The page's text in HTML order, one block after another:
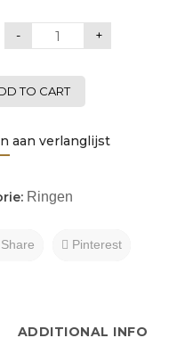
TO CART
aan verlanglijst
Ringen
Share Pinterest
ADDITIONAL INFO